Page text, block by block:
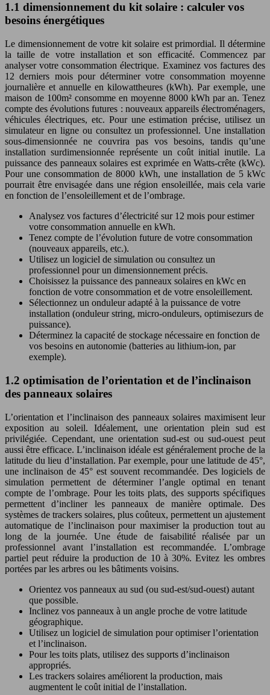
1.1 dimensionnement du kit solaire : calculer vos
besoins énergétiques
Le dimensionnement de votre kit solaire est primordial. Il détermine
la taille de votre installation et son efficacité. Commencez par
analyser votre consommation électrique. Examinez vos factures des
12 derniers mois pour déterminer votre consommation moyenne
journalière et annuelle en kilowattheures (kWh). Par exemple, une
maison de 100m² consomme en moyenne 8000 kWh par an. Tenez
compte des évolutions futures : nouveaux appareils électroménagers,
véhicules électriques, etc. Pour une estimation précise, utilisez un
simulateur en ligne ou consultez un professionnel. Une installation
sous-dimensionnée ne couvrira pas vos besoins, tandis qu’une
installation surdimensionnée représente un coût initial inutile. La
puissance des panneaux solaires est exprimée en Watts-crête (kWc).
Pour une consommation de 8000 kWh, une installation de 5 kWc
pourrait être envisagée dans une région ensoleillée, mais cela varie
en fonction de l’ensoleillement et de l’ombrage.
Analysez vos factures d’électricité sur 12 mois pour estimer
votre consommation annuelle en kWh.
Tenez compte de l’évolution future de votre consommation
(nouveaux appareils, etc.).
Utilisez un logiciel de simulation ou consultez un
professionnel pour un dimensionnement précis.
Choisissez la puissance des panneaux solaires en kWc en
fonction de votre consommation et de votre ensoleillement.
Sélectionnez un onduleur adapté à la puissance de votre
installation (onduleur string, micro-onduleurs, optimisezurs de
puissance).
Déterminez la capacité de stockage nécessaire en fonction de
vos besoins en autonomie (batteries au lithium-ion, par
exemple).
1.2 optimisation de l’orientation et de l’inclinaison
des panneaux solaires
L’orientation et l’inclinaison des panneaux solaires maximisent leur
exposition au soleil. Idéalement, une orientation plein sud est
privilégiée. Cependant, une orientation sud-est ou sud-ouest peut
aussi être efficace. L’inclinaison idéale est généralement proche de la
latitude du lieu d’installation. Par exemple, pour une latitude de 45°,
une inclinaison de 45° est souvent recommandée. Des logiciels de
simulation permettent de déterminer l’angle optimal en tenant
compte de l’ombrage. Pour les toits plats, des supports spécifiques
permettent d’incliner les panneaux de manière optimale. Des
systèmes de trackers solaires, plus coûteux, permettent un ajustement
automatique de l’inclinaison pour maximiser la production tout au
long de la journée. Une étude de faisabilité réalisée par un
professionnel avant l’installation est recommandée. L’ombrage
partiel peut réduire la production de 10 à 30%. Evitez les ombres
portées par les arbres ou les bâtiments voisins.
Orientez vos panneaux au sud (ou sud-est/sud-ouest) autant
que possible.
Inclinez vos panneaux à un angle proche de votre latitude
géographique.
Utilisez un logiciel de simulation pour optimiser l’orientation
et l’inclinaison.
Pour les toits plats, utilisez des supports d’inclinaison
appropriés.
Les trackers solaires améliorent la production, mais
augmentent le coût initial de l’installation.